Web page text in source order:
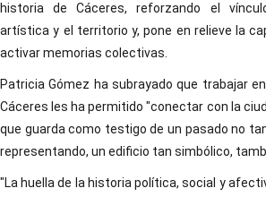
historia de Cáceres, reforzando el
artística y el territorio y, pone en relieve la
activar memorias colectivas.
Patricia Gómez ha subrayado que trabajar
Cáceres les ha permitido "conectar con la
que guarda como testigo de un pasado no
representando, un edificio tan simbólico,
"La huella de la historia política, social y